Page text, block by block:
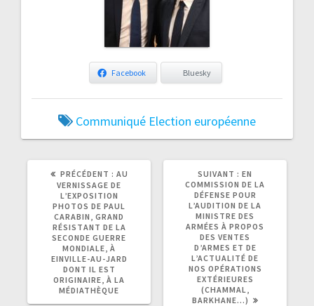
Facebook Bluesky
Communiqué Election européenne
PRÉCÉDENT :
ARTICLE
PRÉCÉDENT
AU
VERNISSAGE DE
L’EXPOSITION
PHOTOS DE PAUL
CARABIN, GRAND
RÉSISTANT DE LA
SECONDE GUERRE
MONDIALE, À
EINVILLE-AU-JARD
DONT IL EST
ORIGINAIRE, À LA
MÉDIATHÈQUE
SUIVANT :
ARTICLE
SUIVANT
EN
COMMISSION DE LA
DÉFENSE POUR
L’AUDITION DE LA
MINISTRE DES
ARMÉES À PROPOS
DES VENTES
D’ARMES ET DE
L’ACTUALITÉ DE
NOS OPÉRATIONS
EXTÉRIEURES
(CHAMMAL,
BARKHANE…)